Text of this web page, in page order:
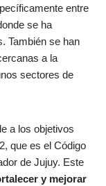
entre
se ha
También se han
a la
sectores de
a los objetivos
que es el Código
de Jujuy. Este
y mejorar